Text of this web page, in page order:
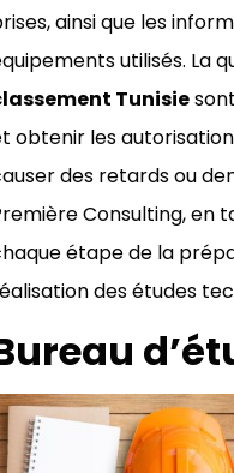
ainsi que les
utilisés. La
Tunisie
obtenir les
des retards ou
Consulting, en
étape de la
des études